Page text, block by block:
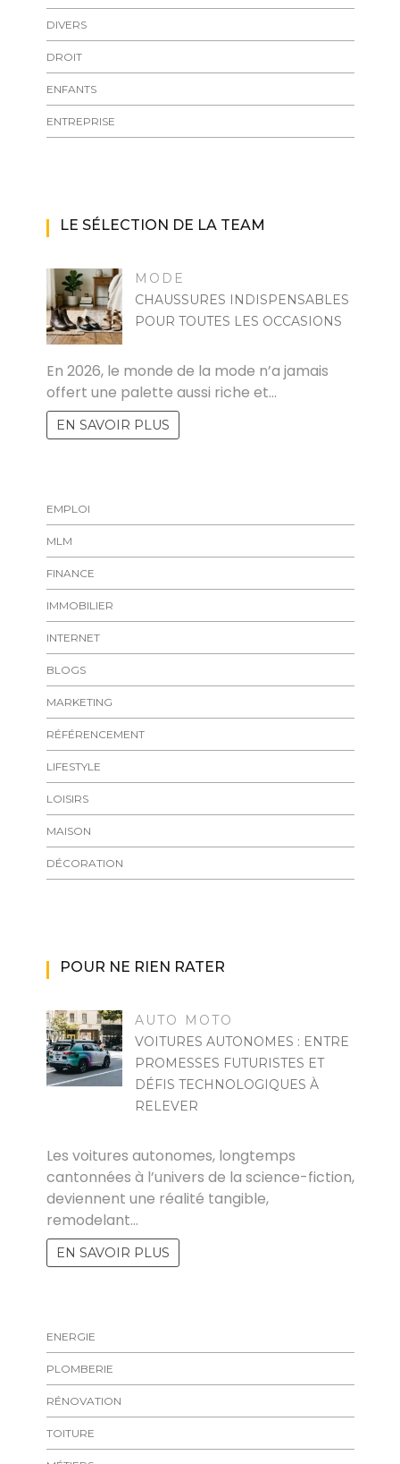
DIVERS
DROIT
ENFANTS
ENTREPRISE
LE SÉLECTION DE LA TEAM
MODE
CHAUSSURES INDISPENSABLES
POUR TOUTES LES OCCASIONS
En 2026, le monde de la mode n’a jamais
offert une palette aussi riche et…
EN SAVOIR PLUS
EMPLOI
MLM
FINANCE
IMMOBILIER
INTERNET
BLOGS
MARKETING
RÉFÉRENCEMENT
LIFESTYLE
LOISIRS
MAISON
DÉCORATION
POUR NE RIEN RATER
AUTO MOTO
VOITURES AUTONOMES : ENTRE
PROMESSES FUTURISTES ET
DÉFIS TECHNOLOGIQUES À
RELEVER
Les voitures autonomes, longtemps
cantonnées à l’univers de la science-fiction,
deviennent une réalité tangible,
remodelant…
EN SAVOIR PLUS
ENERGIE
PLOMBERIE
RÉNOVATION
TOITURE